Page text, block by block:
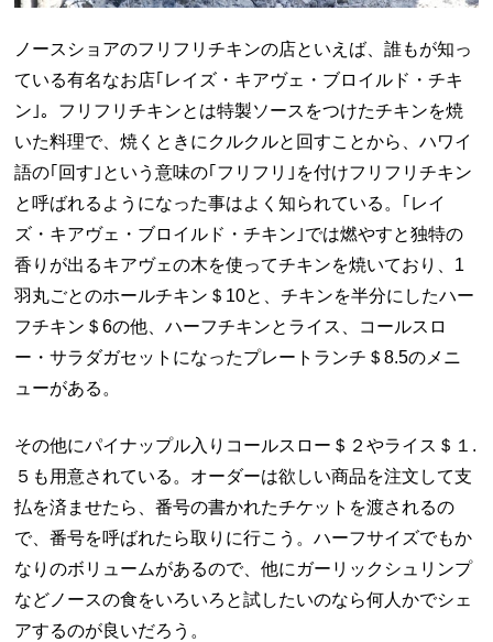
ノースショアのフリフリチキンの店といえば、誰もが知っ
ている有名なお店｢レイズ・キアヴェ・ブロイルド・チキ
ン｣。フリフリチキンとは特製ソースをつけたチキンを焼
いた料理で、焼くときにクルクルと回すことから、ハワイ
語の｢回す｣という意味の｢フリフリ｣を付けフリフリチキン
と呼ばれるようになった事はよく知られている。｢レイ
ズ・キアヴェ・ブロイルド・チキン｣では燃やすと独特の
香りが出るキアヴェの木を使ってチキンを焼いており、1
羽丸ごとのホールチキン＄10と、チキンを半分にしたハー
フチキン＄6の他、ハーフチキンとライス、コールスロ
ー・サラダガセットになったプレートランチ＄8.5のメニ
ューがある。
その他にパイナップル入りコールスロー＄２やライス＄１.
５も用意されている。オーダーは欲しい商品を注文して支
払を済ませたら、番号の書かれたチケットを渡されるの
で、番号を呼ばれたら取りに行こう。ハーフサイズでもか
なりのボリュームがあるので、他にガーリックシュリンプ
などノースの食をいろいろと試したいのなら何人かでシェ
アするのが良いだろう。